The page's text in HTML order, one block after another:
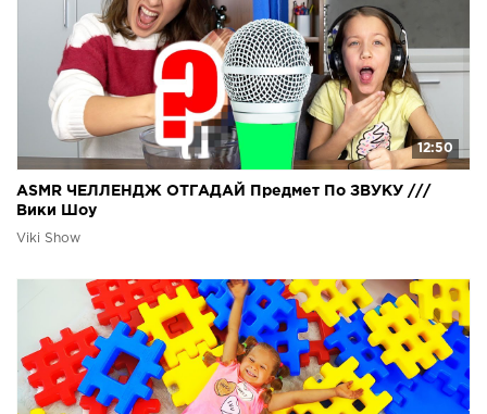
12:50
ASMR ЧЕЛЛЕНДЖ ОТГАДАЙ Предмет По ЗВУКУ ///
Вики Шоу
Viki Show